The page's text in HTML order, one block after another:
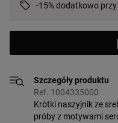
-15% dodatkowo
Szczegóły produktu
Ref. 1004335000
Krótki naszyjnik ze
próby z motywami